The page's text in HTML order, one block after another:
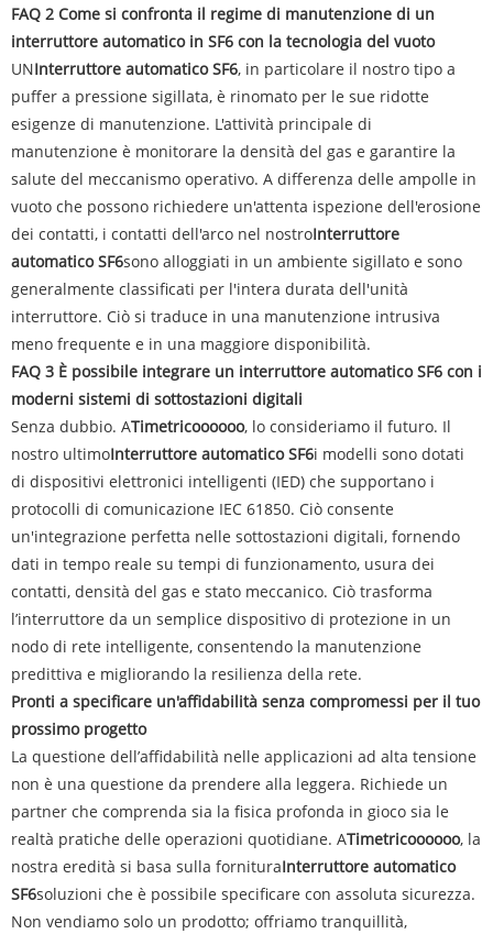
FAQ 2 Come si confronta il regime di manutenzione di un
interruttore automatico in SF6 con la tecnologia del vuoto
UNInterruttore automatico SF6, in particolare il nostro tipo a
puffer a pressione sigillata, è rinomato per le sue ridotte
esigenze di manutenzione. L'attività principale di
manutenzione è monitorare la densità del gas e garantire la
salute del meccanismo operativo. A differenza delle ampolle in
vuoto che possono richiedere un'attenta ispezione dell'erosione
dei contatti, i contatti dell'arco nel nostroInterruttore
automatico SF6sono alloggiati in un ambiente sigillato e sono
generalmente classificati per l'intera durata dell'unità
interruttore. Ciò si traduce in una manutenzione intrusiva
meno frequente e in una maggiore disponibilità.
FAQ 3 È possibile integrare un interruttore automatico SF6 con i
moderni sistemi di sottostazioni digitali
Senza dubbio. ATimetricoooooo, lo consideriamo il futuro. Il
nostro ultimoInterruttore automatico SF6i modelli sono dotati
di dispositivi elettronici intelligenti (IED) che supportano i
protocolli di comunicazione IEC 61850. Ciò consente
un'integrazione perfetta nelle sottostazioni digitali, fornendo
dati in tempo reale su tempi di funzionamento, usura dei
contatti, densità del gas e stato meccanico. Ciò trasforma
l’interruttore da un semplice dispositivo di protezione in un
nodo di rete intelligente, consentendo la manutenzione
predittiva e migliorando la resilienza della rete.
Pronti a specificare un'affidabilità senza compromessi per il tuo
prossimo progetto
La questione dell’affidabilità nelle applicazioni ad alta tensione
non è una questione da prendere alla leggera. Richiede un
partner che comprenda sia la fisica profonda in gioco sia le
realtà pratiche delle operazioni quotidiane. ATimetricoooooo, la
nostra eredità si basa sulla fornituraInterruttore automatico
SF6soluzioni che è possibile specificare con assoluta sicurezza.
Non vendiamo solo un prodotto; offriamo tranquillità,